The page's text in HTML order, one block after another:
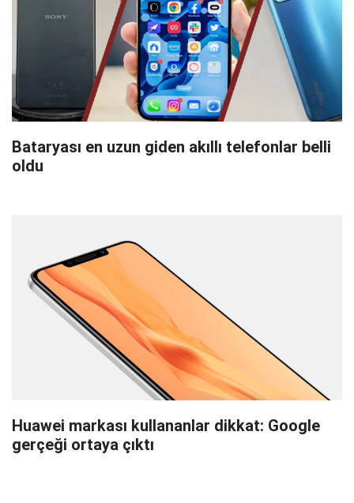
Bataryası en uzun giden akıllı telefonlar belli
oldu
Huawei markası kullananlar dikkat: Google
gerçeği ortaya çıktı